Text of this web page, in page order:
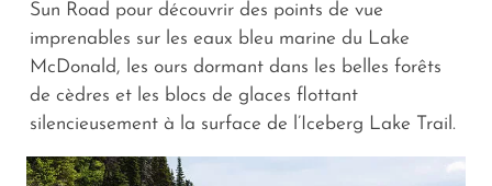
Sun Road pour découvrir des points de vue
imprenables sur les eaux bleu marine du Lake
McDonald, les ours dormant dans les belles forêts
de cèdres et les blocs de glaces flottant
silencieusement à la surface de l’Iceberg Lake Trail.